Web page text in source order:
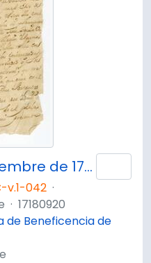
Acta del 20 de septiembre de 1718.
v.1-042 ·
· 17180920
de Beneficencia de